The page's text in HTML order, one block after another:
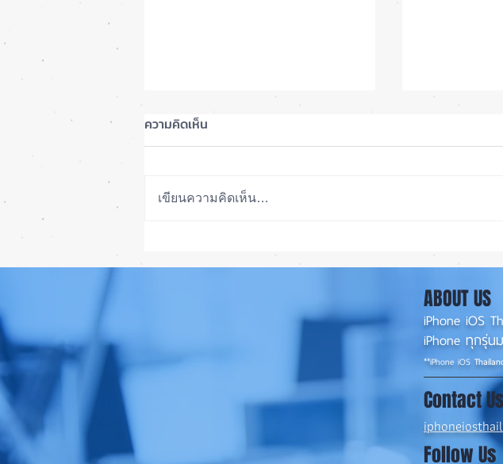
สเปก iPhone 18 Pro 👀📱✨
Max ตกจาก
ความคิดเห็น
เขียนความคิดเห็น…
ABOUT US
iPhone iOS
iPhone ทุกรุ่
**iPhone iOS
Contact Us
Follow Us